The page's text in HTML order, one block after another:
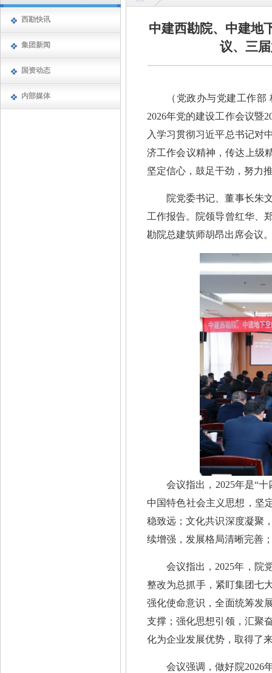
西勘快讯
集团新闻
国资动态
内部媒体
中建西勘院、中建地
议、三
（党政办与党建工作
2026年党的建设工作会议暨
入学习贯彻习近平总书记对
济工作会议精神，传达上级
坚定信心，鼓足干劲，努力
院党委书记、董事长朱
工作报告。院领导曾红华、
勘院总建筑师胡昂出席会议
会议指出，2025年是“
中国特色社会主义思想，坚
稳致远；文化共识深度凝聚
续增强，发展格局清晰完善
会议指出，2025年，院
整改为总抓手，紧盯集团七
强化使命意识，全面统筹发
支撑；强化思想引领，汇聚
化为企业发展优势，取得了
会议强调，做好院2026